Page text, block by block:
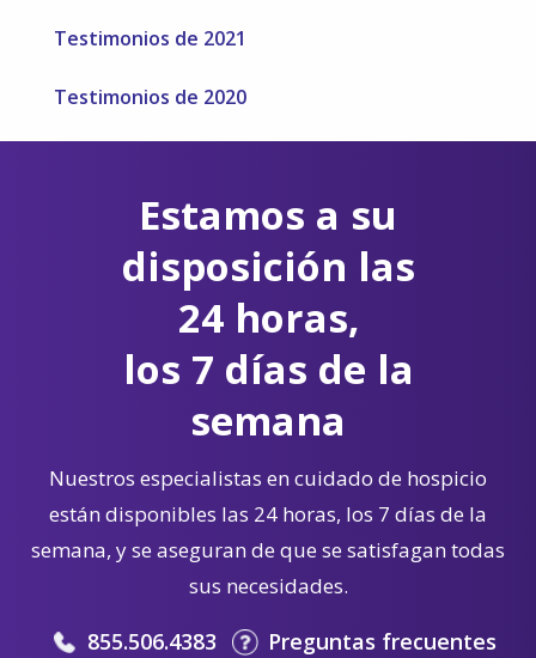
Testimonios de 2021
Testimonios de 2020
Estamos a su
disposición las
24 horas,
los 7 días de la
semana
Nuestros especialistas en cuidado de hospicio
están disponibles las 24 horas, los 7 días de la
semana, y se aseguran de que se satisfagan todas
sus necesidades.
855.506.4383 Preguntas frecuentes